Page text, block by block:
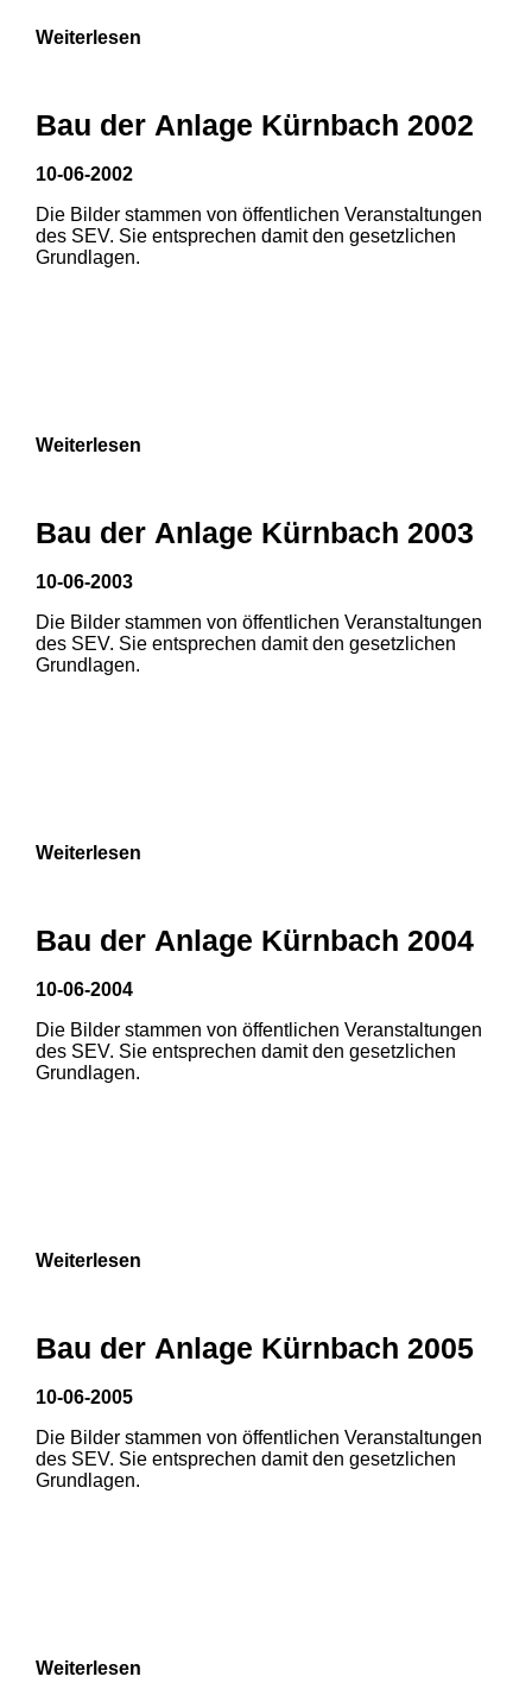
1 2 3
1 2
Weiterlesen
Bau der Anlage Kürnbach 2002
10-06-2002
Die Bilder stammen von öffentlichen Veranstaltungen
des SEV. Sie entsprechen damit den gesetzlichen
Grundlagen.
Weiterlesen
Bau der Anlage Kürnbach 2003
10-06-2003
Die Bilder stammen von öffentlichen Veranstaltungen
des SEV. Sie entsprechen damit den gesetzlichen
Grundlagen.
Weiterlesen
Bau der Anlage Kürnbach 2004
10-06-2004
Die Bilder stammen von öffentlichen Veranstaltungen
des SEV. Sie entsprechen damit den gesetzlichen
Grundlagen.
Weiterlesen
Bau der Anlage Kürnbach 2005
10-06-2005
Die Bilder stammen von öffentlichen Veranstaltungen
des SEV. Sie entsprechen damit den gesetzlichen
Grundlagen.
Weiterlesen